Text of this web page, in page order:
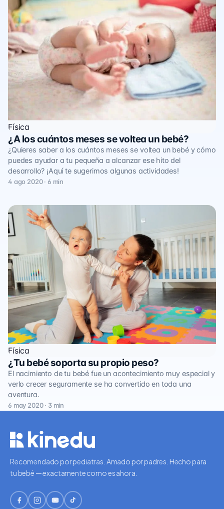
Física
¿A los cuántos meses se voltea un bebé?
¿Quieres saber a los cuántos meses se voltea un bebé y cómo
puedes ayudar a tu pequeña a alcanzar ese hito del
desarrollo? ¡Aquí te sugerimos algunas actividades!
4 ago 2020 · 6 min
Física
¿Tu bebé soporta su propio peso?
El nacimiento de tu bebé fue un acontecimiento muy especial y
verlo crecer seguramente se ha convertido en toda una
aventura.
6 may 2020 · 3 min
Recomendado por pediatras. Amado por padres. Hecho para
tu bebé — exactamente como es ahora.